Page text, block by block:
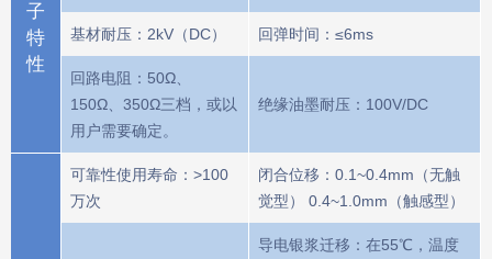
子
特
性
基材耐压：2kV（DC） 回弹时间：≤6ms
回路电阻：50Ω、
150Ω、350Ω三档，或以
用户需要确定。
绝缘油墨耐压：100V/DC
可靠性使用寿命：>100
万次
闭合位移：0.1~0.4mm（无触
觉型） 0.4~1.0mm（触感型）
导电银浆迁移：在55℃，温度